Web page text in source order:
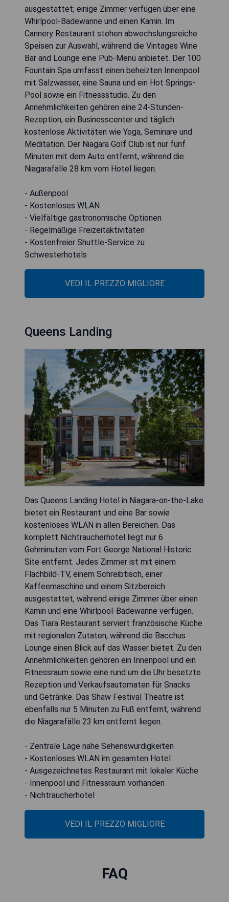
ausgestattet; einige Zimmer verfügen über eine
Whirlpool-Badewanne und einen Kamin. Im
Cannery Restaurant stehen abwechslungsreiche
Speisen zur Auswahl, während die Vintages Wine
Bar and Lounge eine Pub-Menü anbietet. Der 100
Fountain Spa umfasst einen beheizten Innenpool
mit Salzwasser, eine Sauna und ein Hot Springs-
Pool sowie ein Fitnessstudio. Zu den
Annehmlichkeiten gehören eine 24-Stunden-
Rezeption, ein Businesscenter und täglich
kostenlose Aktivitäten wie Yoga, Seminare und
Meditation. Der Niagara Golf Club ist nur fünf
Minuten mit dem Auto entfernt, während die
Niagarafälle 28 km vom Hotel liegen.
- Außenpool
- Kostenloses WLAN
- Vielfältige gastronomische Optionen
- Regelmäßige Freizeitaktivitäten
- Kostenfreier Shuttle-Service zu
Schwesterhotels
VEDI IL PREZZO MIGLIORE
Queens Landing
Das Queens Landing Hotel in Niagara-on-the-Lake
bietet ein Restaurant und eine Bar sowie
kostenloses WLAN in allen Bereichen. Das
komplett Nichtraucherhotel liegt nur 6
Gehminuten vom Fort George National Historic
Site entfernt. Jedes Zimmer ist mit einem
Flachbild-TV, einem Schreibtisch, einer
Kaffeemaschine und einem Sitzbereich
ausgestattet, während einige Zimmer über einen
Kamin und eine Whirlpool-Badewanne verfügen.
Das Tiara Restaurant serviert französische Küche
mit regionalen Zutaten, während die Bacchus
Lounge einen Blick auf das Wasser bietet. Zu den
Annehmlichkeiten gehören ein Innenpool und ein
Fitnessraum sowie eine rund um die Uhr besetzte
Rezeption und Verkaufsautomaten für Snacks
und Getränke. Das Shaw Festival Theatre ist
ebenfalls nur 5 Minuten zu Fuß entfernt, während
die Niagarafälle 23 km entfernt liegen.
- Zentrale Lage nahe Sehenswürdigkeiten
- Kostenloses WLAN im gesamten Hotel
- Ausgezeichnetes Restaurant mit lokaler Küche
- Innenpool und Fitnessraum vorhanden
- Nichtraucherhotel
VEDI IL PREZZO MIGLIORE
FAQ